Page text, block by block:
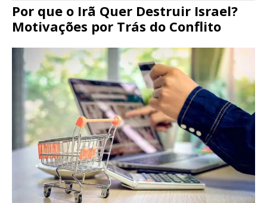
Por que o Irã Quer Destruir Israel?
Motivações por Trás do Conflito